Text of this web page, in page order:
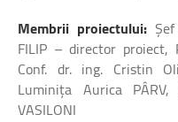
Membrii proiectului:
FILIP – director proiect,
Conf. dr. ing. Cristin
Luminița Aurica
VASILONI